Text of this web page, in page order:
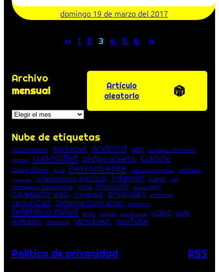
domingo 19 de marzo del 2017
« 1 2 3 4 5 6 »
Archivo
mensual
Archivos
Artículo
aleatorio
Nube de etiquetas
actualización Alphabet Android app concepto informático
consejo
curiosidad código abierto Google
Google Chrome guía herramienta historia de la Informática Informática
innovación Inteligencia Artificial Internet juego lista
mensajería instantánea Meta Microsoft Mozilla Firefox
navegador web novedad privacidad red social
seguridad Sistema Operativo streaming
teléfono móvil truco tutorial Unión Europea vídeo web
webapp WhatsApp Windows YouTube
Política de privacidad RSS